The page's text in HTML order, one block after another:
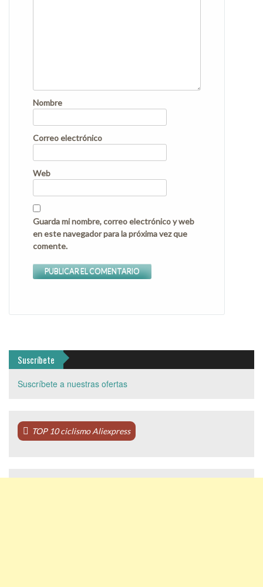
Nombre
Correo electrónico
Web
Guarda mi nombre, correo electrónico y web
en este navegador para la próxima vez que
comente.
Suscríbete
Suscríbete a nuestras ofertas
TOP 10 ciclismo Aliexpress